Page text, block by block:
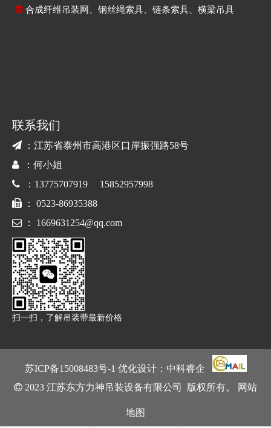
 合成纤维吊装网 钢丝绳索具 链条索具 横梁吊具
联系我们
 ：江苏省泰州市高港区口岸振强路58号
：何小姐
 ：13775707919 15852957998
 ： 0523-86935388
 ： 1669631254@qq.com
扫一扫，了解吊装带最新价格
苏ICP备15008483号-1 优化设计： 中科睿企
 2023 江苏东方力神吊装设备有限公司 版权所有。 网站
地图